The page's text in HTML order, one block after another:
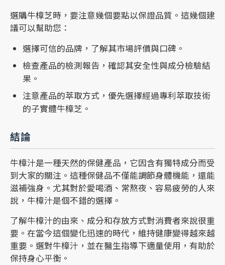
選購牛樟芝時，要注意幾個要點以保證品質。這幾個建
議可以幫助您：
選擇可信的品牌，了解其市場評價與口碑。
檢查產品的檢測報告，確認其安全性與成分檢驗結
果。
注意產品的萃取方式，優先選擇經過專利萃取技術
的子實體牛樟芝。
結論
牛樟汁是一種天然的保健產品，它因含有獨特成分而受
到大家的關注。這種保健品不僅能調節身體機能，還能
滋補強身。尤其對於愛喝酒、常熬夜、容易疲勞的人來
說，牛樟汁是個不錯的選擇。
了解牛樟汁的由來、成分和存放方式對消費者來說很重
要。在當今這個變化迅速的時代，維持健康變得越來越
重要。選對牛樟汁，並在醫生指導下適量使用，有助於
保持身心平衡。